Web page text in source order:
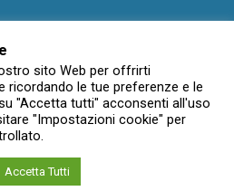
SULLA PRIVACY
DATI SOCIETARI
NOVAJO
CONTATTTI
- Non commerciale - Non opere
(CC BY-NC-ND 3.0 IT)
sito Web per offrirti
ricordando le tue preferenze e le
"Accetta tutti" acconsenti all'uso
"Impostazioni cookie" per
Accetta Tutti